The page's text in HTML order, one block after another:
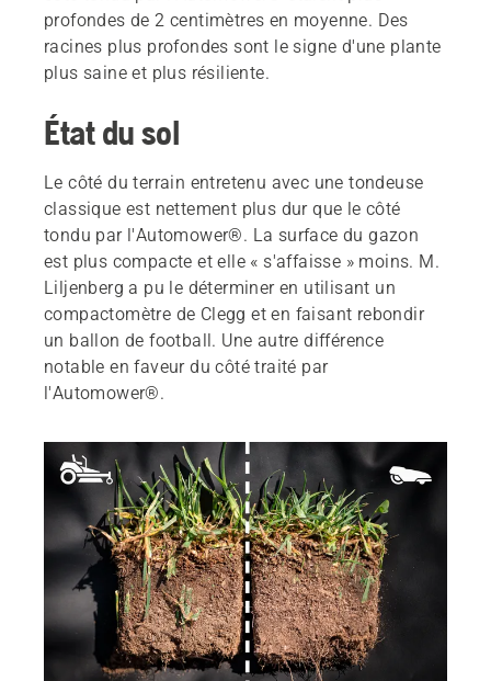
profondes de 2 centimètres en moyenne. Des
racines plus profondes sont le signe d'une plante
plus saine et plus résiliente.
État du sol
Le côté du terrain entretenu avec une tondeuse
classique est nettement plus dur que le côté
tondu par l'Automower®. La surface du gazon
est plus compacte et elle « s'affaisse » moins. M.
Liljenberg a pu le déterminer en utilisant un
compactomètre de Clegg et en faisant rebondir
un ballon de football. Une autre différence
notable en faveur du côté traité par
l'Automower®.